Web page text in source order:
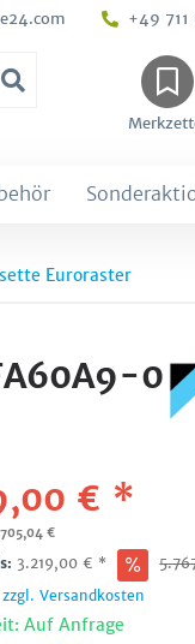
+49
Euroraster
0
€ *
€
3.219,00 € *
zzgl. Versandkosten
Auf Anfrage